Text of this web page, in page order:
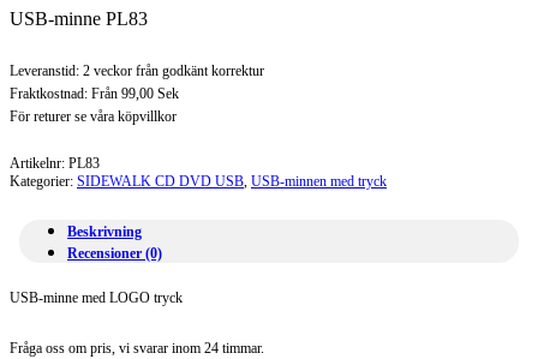
USB-minne PL83
Leveranstid: 2 veckor från godkänt korrektur
Fraktkostnad: Från 99,00 Sek
För returer se våra köpvillkor
Artikelnr: PL83
Kategorier: SIDEWALK CD DVD USB, USB-minnen med tryck
Beskrivning
Recensioner (0)
USB-minne med LOGO tryck
Fråga oss om pris, vi svarar inom 24 timmar.